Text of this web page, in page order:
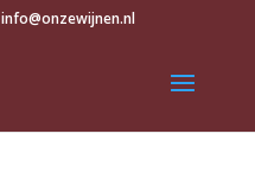
info@onzewijnen.nl